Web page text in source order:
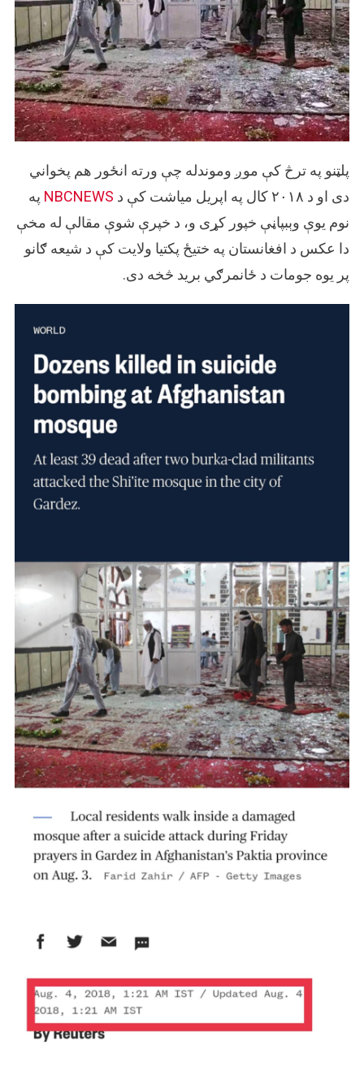
پلټنو په ترڅ کې موږ وموندله چې ورته انځور هم پخواني
دی او د ۲۰۱۸ کال په اپریل میاشت کې د
NBCNEWS په
نوم یوې وېبپاڼې خپور کړی و، د خپرې شوې مقالې له مخې
دا عکس د افغانستان په ختیځ پکتیا ولایت کې د شیعه ګانو
پر یوه جومات د ځانمرګي برید څخه دی.